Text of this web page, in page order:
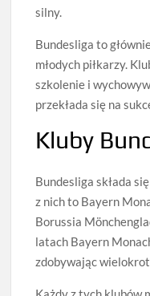
silny.
Bundesliga to
młodych piłkarzy.
szkolenie i
przekłada się na
Kluby
Bundesliga składa
z nich to Bayern
Borussia
latach Bayern
zdobywając